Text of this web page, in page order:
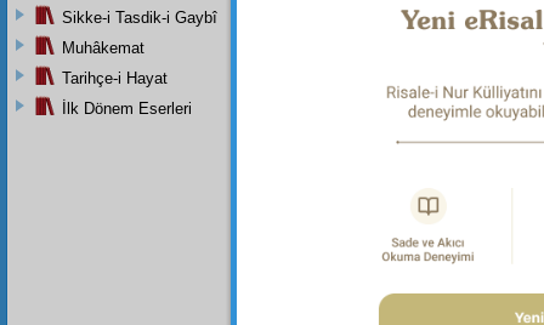
İhlâs
Sikke-i Tasdik-i Gaybî
Muhâkemat
Tarihçe-i Hayat
İlk Dönem Eserleri